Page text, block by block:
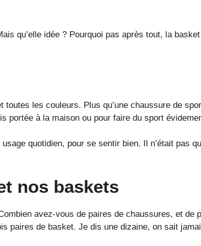
qu’elle idée ? Pourquoi pas après tout, la
les couleurs. Plus qu’une chaussure de
portée à la maison ou pour faire du sport
quotidien, pour se sentir bien. Il n’était pas
nos baskets
avez-vous de paires de chaussures, et de
paires de basket. Je dis une dizaine, on sait